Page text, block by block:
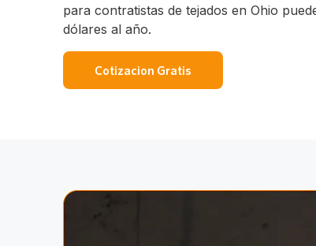
para contratistas de tejados en Ohio
dólares al año.
Cotizacion Gratis